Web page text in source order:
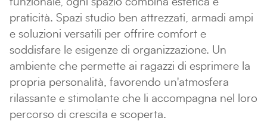
praticità. Spazi studio ben attrezzati, armadi ampi
e soluzioni versatili per offrire comfort e
soddisfare le esigenze di organizzazione. Un
ambiente che permette ai ragazzi di esprimere la
propria personalità, favorendo un'atmosfera
rilassante e stimolante che li accompagna nel loro
percorso di crescita e scoperta.